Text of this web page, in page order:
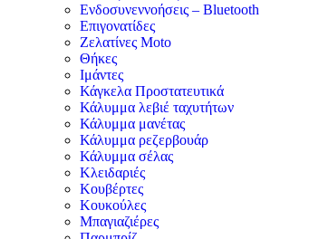
Ενδοσυνεννοήσεις – Bluetooth
Επιγονατίδες
Ζελατίνες Moto
Θήκες
Ιμάντες
Κάγκελα Προστατευτικά
Κάλυμμα λεβιέ ταχυτήτων
Κάλυμμα μανέτας
Κάλυμμα ρεζερβουάρ
Κάλυμμα σέλας
Κλειδαριές
Κουβέρτες
Κουκούλες
Μπαγιαζιέρες